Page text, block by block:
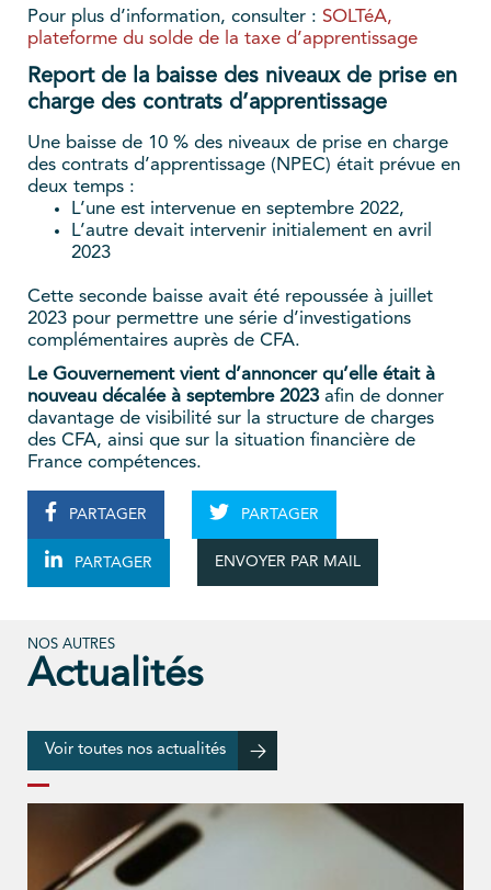
Pour plus d’information, consulter : SOLTéA,
plateforme du solde de la taxe d’apprentissage
Report de la baisse des niveaux de prise en
charge des contrats d’apprentissage
Une baisse de 10 % des niveaux de prise en charge
des contrats d’apprentissage (NPEC) était prévue en
deux temps :
L’une est intervenue en septembre 2022,
L’autre devait intervenir initialement en avril
2023
Cette seconde baisse avait été repoussée à juillet
2023 pour permettre une série d’investigations
complémentaires auprès de CFA.
Le Gouvernement vient d’annoncer qu’elle était à
nouveau décalée à septembre 2023 afin de donner
davantage de visibilité sur la structure de charges
des CFA, ainsi que sur la situation financière de
France compétences.
PARTAGER PARTAGER
PARTAGER ENVOYER PAR MAIL
NOS AUTRES
Actualités
Voir toutes nos actualités